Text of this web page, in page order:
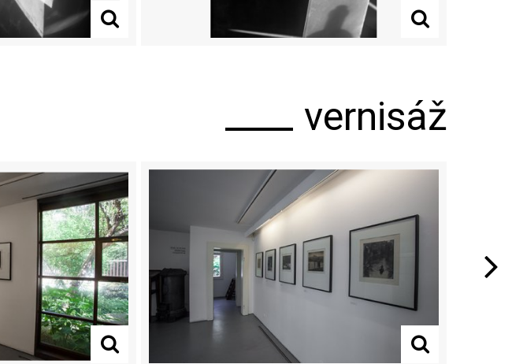
vernisáž
Next